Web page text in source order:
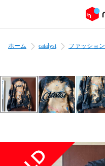
ホーム catalyst ファッション